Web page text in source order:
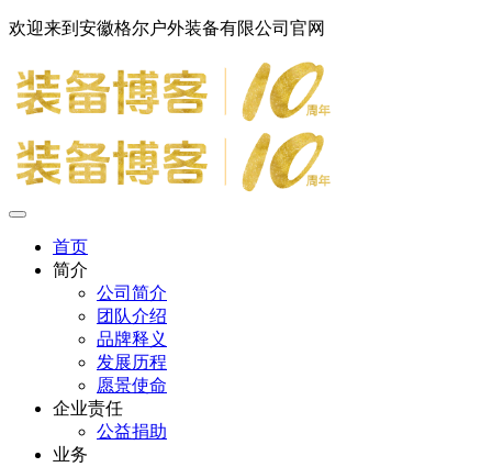
欢迎来到安徽格尔户外装备有限公司官网
首页
简介
公司简介
团队介绍
品牌释义
发展历程
愿景使命
企业责任
公益捐助
业务